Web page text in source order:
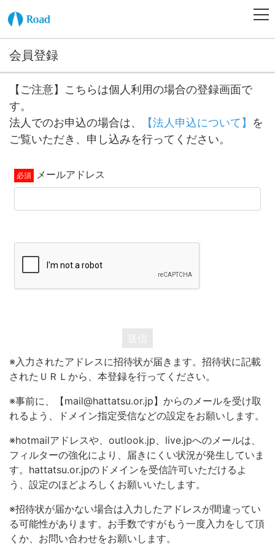
会員登録
【ご注意】こちらは個人利用の場合の登録画面で
す。
法人でのお申込の場合は、
【法人申込について】 を
ご覧いただき、申し込みを行ってください。
メールアドレス
※入力されたアドレスに招待状が届きます。招待状に記載
されたＵＲＬから、本登録を行ってください。
※事前に、【mail@hattatsu.or.jp】からのメールを受け取
れるよう、ドメイン指定受信などの設定をお願いします。
※hotmailアドレスや、outlook.jp、live.jpへのメールは、
フィルターの強化により、届きにくい状況が発生していま
す。hattatsu.or.jpのドメインを受信許可いただけるよ
う、設定のほどよろしくお願いいたします。
※招待状が届かない場合は入力したアドレスが間違ってい
る可能性があります。お手数ですがもう一度入力をして頂
くか、お問い合わせをお願いします。